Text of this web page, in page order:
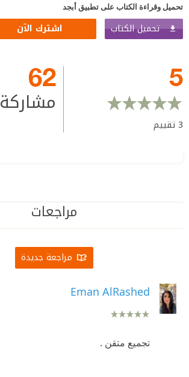
تحميل وقراءة الكتاب على تطبيق أبجد
تحميل الكتاب اشترك الآن
5
3تقييم
62
مشاركة
مراجعات
مراجعة جديدة
Eman AlRashed
تجميع متقن .